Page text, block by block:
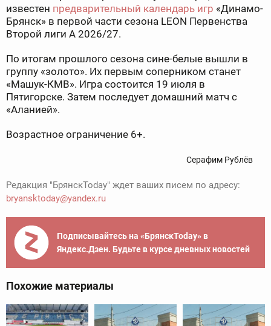
известен предварительный календарь игр «Динамо-
Брянск» в первой части сезона LEON Первенства
Второй лиги А 2026/27.
По итогам прошлого сезона сине-белые вышли в
группу «золото». Их первым соперником станет
«Машук-КМВ». Игра состоится 19 июля в
Пятигорске. Затем последует домашний матч с
«Аланией».
Возрастное ограничение 6+.
Серафим Рублёв
Редакция "БрянскToday" ждет ваших писем по адресу:
bryansktoday@yandex.ru
Подписывайтесь на «БрянскToday» в
Яндекс.Дзен. Будьте в курсе дневных новостей
Похожие материалы